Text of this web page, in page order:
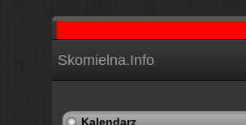
Skomielna.Info
Kalendarz